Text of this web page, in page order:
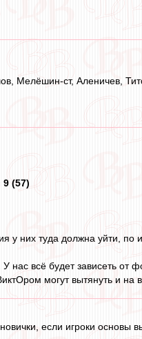
Мелёшин-ст, Аленичев,
(57)
у них туда должна уйти, по
нас всё будет зависеть
могут вытянуть и на
если игроки основы